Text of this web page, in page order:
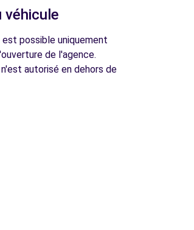
véhicule
possible uniquement
de l'agence.
autorisé en dehors de